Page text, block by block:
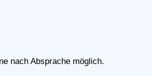
nach Absprache möglich.